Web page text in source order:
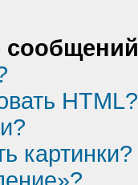
HTML?
картинки?